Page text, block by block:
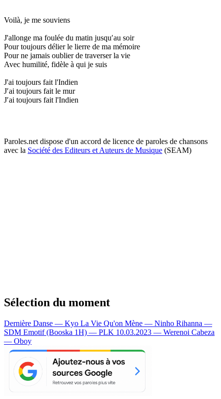
Voilà, je me souviens
J'allonge ma foulée du matin jusqu′au soir
Pour toujours délier le lierre de ma mémoire
Pour ne jamais oublier de traverser la vie
Avec humilité, fidèle à qui je suis
J'ai toujours fait l'Indien
J′ai toujours fait le mur
J′ai toujours fait l'Indien
Paroles.net dispose d'un accord de licence de paroles de chansons
avec la Société des Editeurs et Auteurs de Musique (SEAM)
Sélection du moment
Dernière Danse — Kyo La Vie Qu'on Mène — Ninho Rihanna —
SDM Emotif (Booska 1H) — PLK 10.03.2023 — Werenoi Cabeza
— Oboy